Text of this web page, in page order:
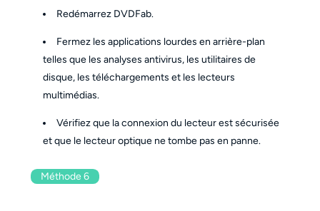
Redémarrez DVDFab.
Fermez les applications lourdes en arrière-plan
telles que les analyses antivirus, les utilitaires de
disque, les téléchargements et les lecteurs
multimédias.
Vérifiez que la connexion du lecteur est sécurisée
et que le lecteur optique ne tombe pas en panne.
Méthode 6